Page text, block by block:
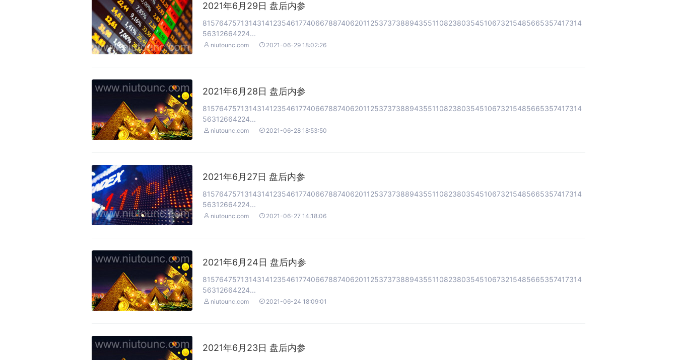
2021年6月29日 盘后内参
81576475713143141235461774066788740620112537373889435511082380354510673215485665357417314
56312664224...
 niutounc.com  2021-06-29 18:02:26
2021年6月28日 盘后内参
81576475713143141235461774066788740620112537373889435511082380354510673215485665357417314
56312664224...
 niutounc.com  2021-06-28 18:53:50
2021年6月27日 盘后内参
81576475713143141235461774066788740620112537373889435511082380354510673215485665357417314
56312664224...
 niutounc.com  2021-06-27 14:18:06
2021年6月24日 盘后内参
81576475713143141235461774066788740620112537373889435511082380354510673215485665357417314
56312664224...
 niutounc.com  2021-06-24 18:09:01
2021年6月23日 盘后内参